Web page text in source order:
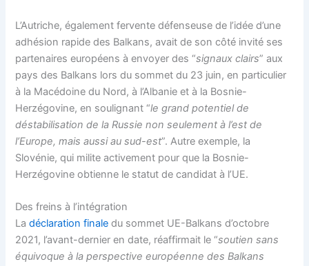
L’Autriche, également fervente défenseuse de l’idée d’une
adhésion rapide des Balkans, avait de son côté invité ses
partenaires européens à envoyer des “signaux clairs” aux
pays des Balkans lors du sommet du 23 juin, en particulier
à la Macédoine du Nord, à l’Albanie et à la Bosnie-
Herzégovine, en soulignant “le grand potentiel de
déstabilisation de la Russie non seulement à l’est de
l’Europe, mais aussi au sud-est”. Autre exemple, la
Slovénie, qui milite activement pour que la Bosnie-
Herzégovine obtienne le statut de candidat à l’UE.
Des freins à l’intégration
Ladéclaration finale du sommet UE-Balkans d’octobre
2021, l’avant-dernier en date, réaffirmait le “soutien sans
équivoque à la perspective européenne des Balkans